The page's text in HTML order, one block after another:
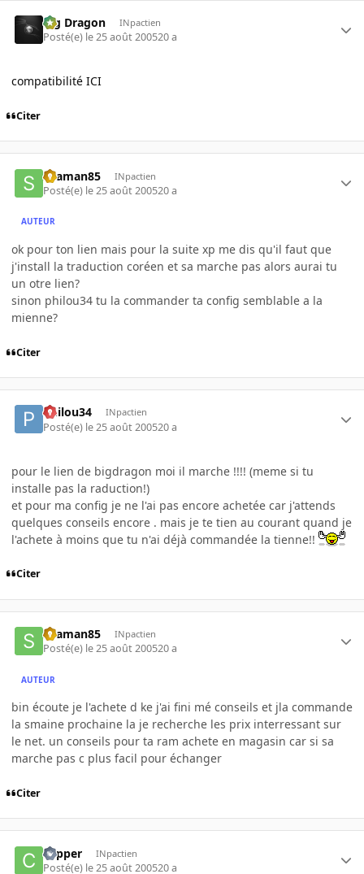
Big Dragon INpactien
Posté(e) le 25 août 200520 a
compatibilité ICI
Citer
skaman85 INpactien
Posté(e) le 25 août 200520 a
AUTEUR
ok pour ton lien mais pour la suite xp me dis qu'il faut que
j'install la traduction coréen et sa marche pas alors aurai tu
un otre lien?
sinon philou34 tu la commander ta config semblable a la
mienne?
Citer
Philou34 INpactien
Posté(e) le 25 août 200520 a
pour le lien de bigdragon moi il marche !!!! (meme si tu
installe pas la raduction!)
et pour ma config je ne l'ai pas encore achetée car j'attends
quelques conseils encore . mais je te tien au courant quand je
l'achete à moins que tu n'ai déjà commandée la tienne!!
Citer
skaman85 INpactien
Posté(e) le 25 août 200520 a
AUTEUR
bin écoute je l'achete d ke j'ai fini mé conseils et jla commande
la smaine prochaine la je recherche les prix interressant sur
le net. un conseils pour ta ram achete en magasin car si sa
marche pas c plus facil pour échanger
Citer
copper INpactien
Posté(e) le 25 août 200520 a